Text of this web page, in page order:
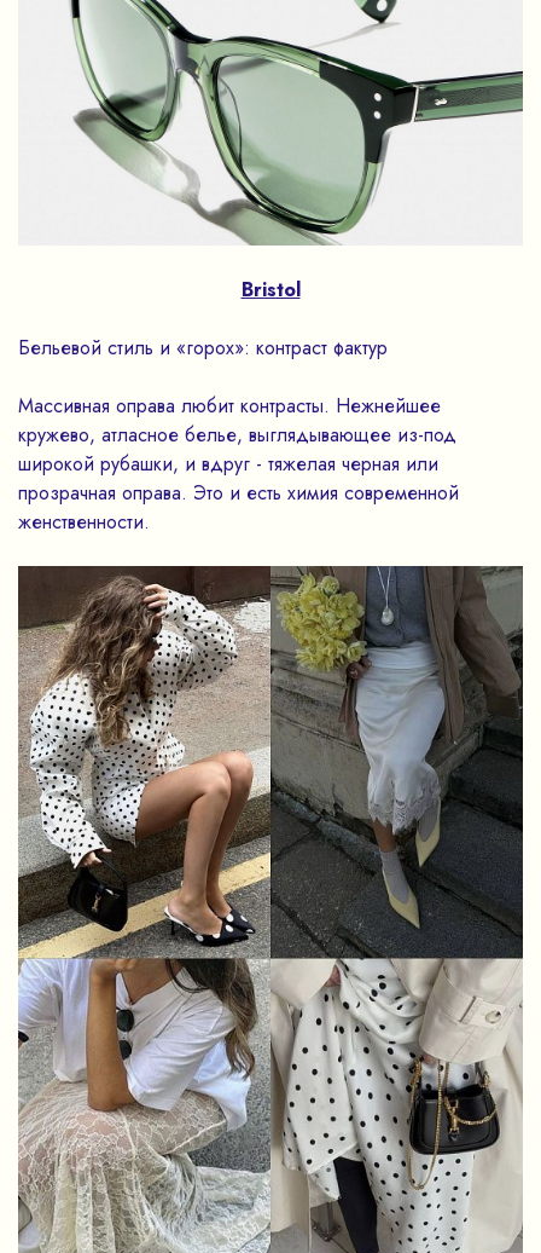
Bristol
Бельевой стиль и «горох»: контраст фактур
Массивная оправа любит контрасты. Нежнейшее
кружево, атласное белье, выглядывающее из-под
широкой рубашки, и вдруг - тяжелая черная или
прозрачная оправа. Это и есть химия современной
женственности.